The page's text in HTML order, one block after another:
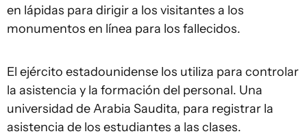
en lápidas para dirigir a los visitantes a los
monumentos en línea para los fallecidos.
El ejército estadounidense los utiliza para controlar
la asistencia y la formación del personal. Una
universidad de Arabia Saudita, para registrar la
asistencia de los estudiantes a las clases.